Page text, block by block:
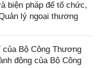
biện pháp để tổ chức,
lý ngoại thương
Bộ Công Thương
động của Bộ Công